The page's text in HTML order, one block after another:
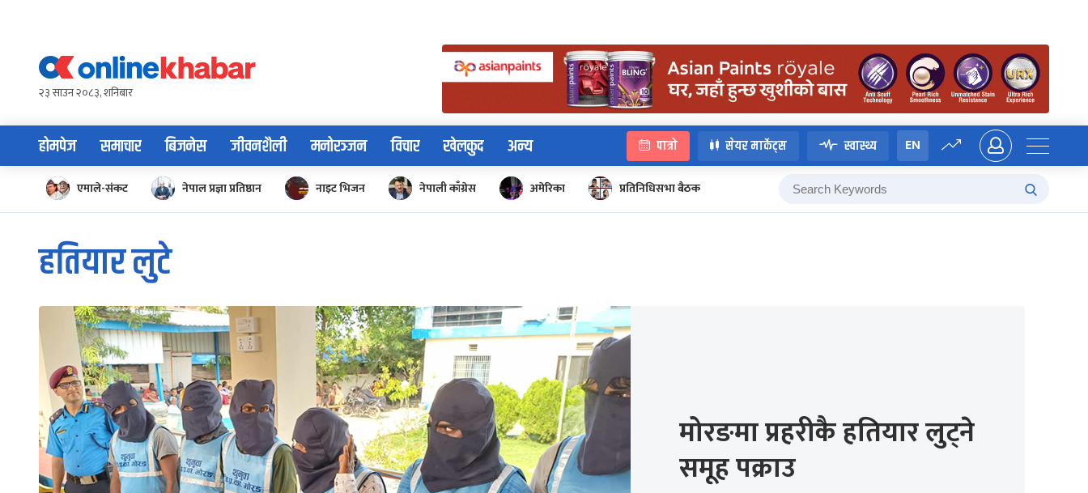
content२३ साउन २०८३, शनिबार
होमपेज समाचार बिजनेस जीवनशैली मनोरञ्जन विचार खेलकुद अन्य पात्रो सेयर मार्केट्स स्वास्थ्य EN
एमाले-संकट नेपाल प्रज्ञा प्रतिष्ठान नाइट भिजन नेपाली काँग्रेस अमेरिका प्रतिनिधिसभा बैठक
हतियार लुटे
मोरङमा प्रहरीकै हतियार लुट्ने
समूह पक्राउ